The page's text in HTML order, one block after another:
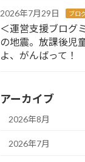
2026年7月29日 ブロ
＜運営支援ブログ
の地震。放課後児
よ、がんばって！
アーカイブ
2026年8月
2026年7月